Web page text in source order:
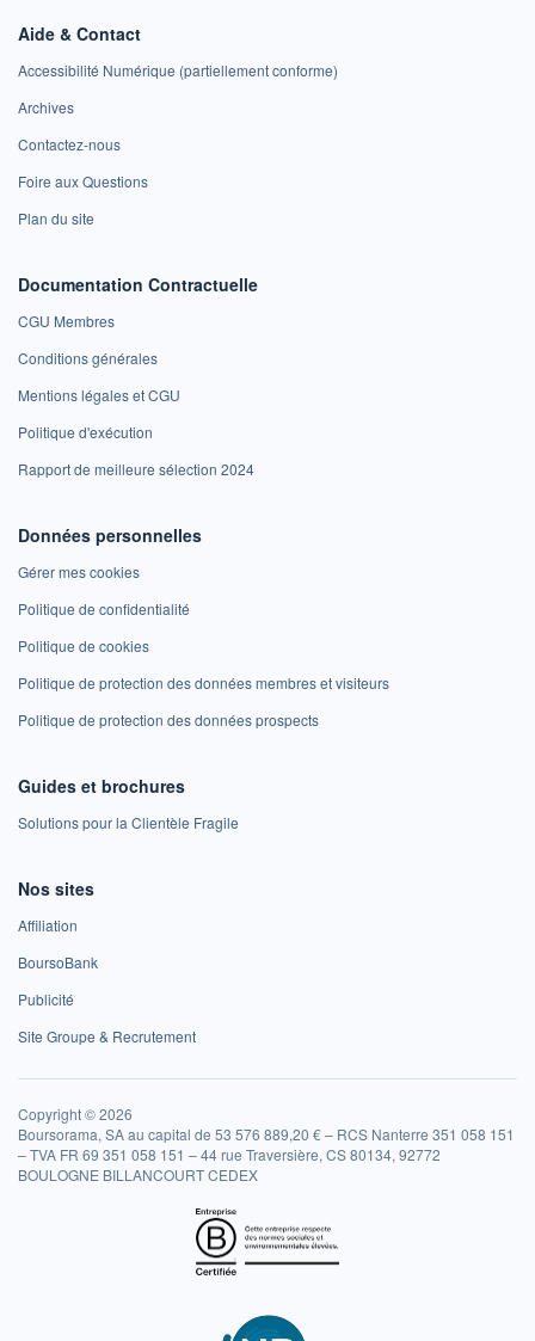
Aide & Contact
Accessibilité Numérique (partiellement conforme)
Archives
Contactez-nous
Foire aux Questions
Plan du site
Documentation Contractuelle
CGU Membres
Conditions générales
Mentions légales et CGU
Politique d'exécution
Rapport de meilleure sélection 2024
Données personnelles
Gérer mes cookies
Politique de confidentialité
Politique de cookies
Politique de protection des données membres et visiteurs
Politique de protection des données prospects
Guides et brochures
Solutions pour la Clientèle Fragile
Nos sites
Affiliation
BoursoBank
Publicité
Site Groupe & Recrutement
Copyright © 2026
Boursorama, SA au capital de 53 576 889,20 € – RCS Nanterre 351 058 151
– TVA FR 69 351 058 151 – 44 rue Traversière, CS 80134, 92772
BOULOGNE BILLANCOURT CEDEX